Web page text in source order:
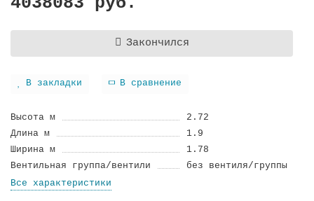
Закончился
В закладки В сравнение
Высота м
2.72
Длина м
1.9
Ширина м
1.78
Вентильная группа/вентили
без вентиля/группы
Все характеристики